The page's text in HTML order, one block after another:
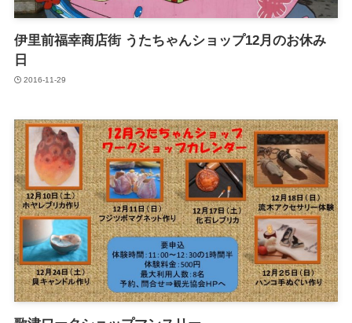
伊里前福幸商店街 うたちゃんショップ12月のお休み
日
2016-11-29